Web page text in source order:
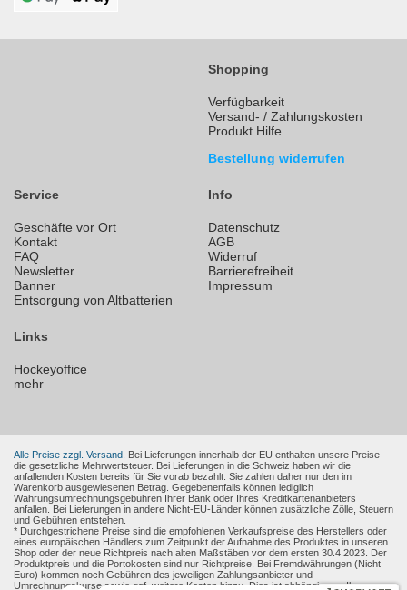
Shopping
Verfügbarkeit
Versand- / Zahlungskosten
Produkt Hilfe
Bestellung widerrufen
Service
Geschäfte vor Ort
Kontakt
FAQ
Newsletter
Banner
Entsorgung von Altbatterien
Info
Datenschutz
AGB
Widerruf
Barrierefreiheit
Impressum
Links
Hockeyoffice
mehr
Alle Preise zzgl. Versand. Bei Lieferungen innerhalb der EU enthalten unsere Preise
die gesetzliche Mehrwertsteuer. Bei Lieferungen in die Schweiz haben wir die
anfallenden Kosten bereits für Sie vorab bezahlt. Sie zahlen daher nur den im
Warenkorb ausgewiesenen Betrag. Gegebenenfalls können lediglich
Währungsumrechnungsgebühren Ihrer Bank oder Ihres Kreditkartenanbieters
anfallen. Bei Lieferungen in andere Nicht-EU-Länder können zusätzliche Zölle, Steuern
und Gebühren entstehen.
* Durchgestrichene Preise sind die empfohlenen Verkaufspreise des Herstellers oder
eines europäischen Händlers zum Zeitpunkt der Aufnahme des Produktes in unseren
Shop oder der neue Richtpreis nach alten Maßstäben vor dem ersten 30.4.2023. Der
Produktpreis und die Portokosten sind nur Richtpreise. Bei Fremdwährungen (Nicht
Euro) kommen noch Gebühren des jeweiligen Zahlungsanbieter und
Umrechnungskurse sowie ggf. weitere Kosten hinzu. Dies ist abhängig von Ihren